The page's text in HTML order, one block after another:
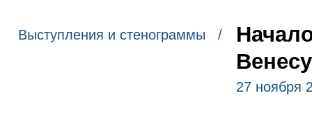
Выступления и стенограммы /
27 ноября